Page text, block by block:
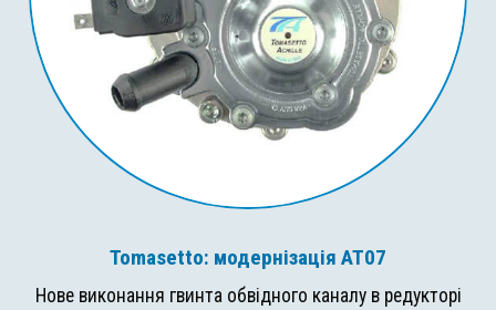
Tomasetto: модернізація AT07
Нове виконання гвинта обвідного каналу в редукторі